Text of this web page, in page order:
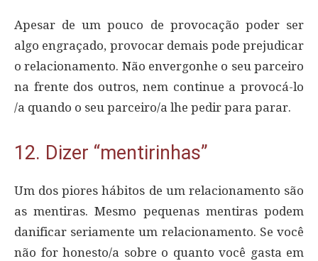
Apesar de um pouco de provocação poder ser
algo engraçado, provocar demais pode prejudicar
o relacionamento. Não envergonhe o seu parceiro
na frente dos outros, nem continue a provocá-lo
/a quando o seu parceiro/a lhe pedir para parar.
12. Dizer “mentirinhas”
Um dos piores hábitos de um relacionamento são
as mentiras. Mesmo pequenas mentiras podem
danificar seriamente um relacionamento. Se você
não for honesto/a sobre o quanto você gasta em